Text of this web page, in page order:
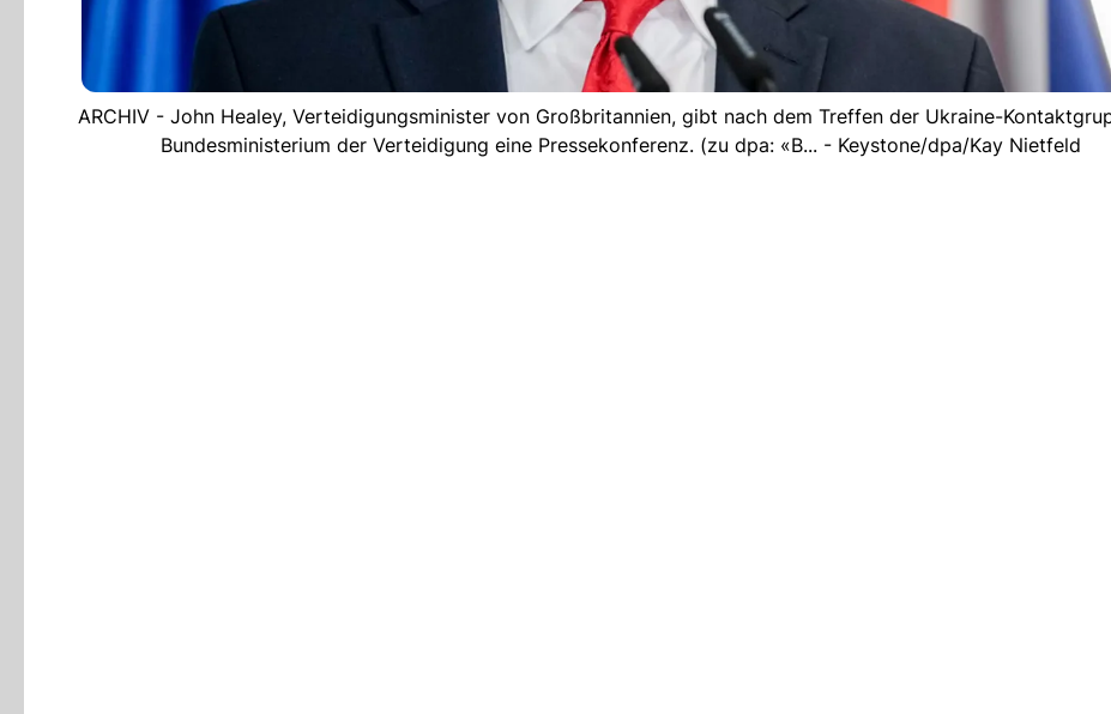
ARCHIV - John Healey, Verteidigungsminister von Großbritannien, gibt nach dem Treffen der Ukraine-
Bundesministerium der Verteidigung eine Pressekonferenz. (zu dpa: «B... - Keystone/dpa/Kay Nietfeld